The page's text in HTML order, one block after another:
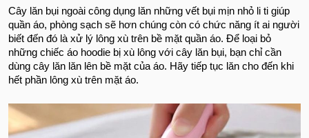
Cây lăn bụi ngoài công dụng lăn những vết bụi mịn nhỏ li ti giúp
quần áo, phòng sạch sẽ hơn chúng còn có chức năng ít ai người
biết đến đó là xử lý lông xù trên bề mặt quần áo. Để loại bỏ
những chiếc áo hoodie bị xù lông với cây lăn bụi, bạn chỉ cần
dùng cây lăn lăn lên bề mặt của áo. Hãy tiếp tục lăn cho đến khi
hết phần lông xù trên mặt áo.